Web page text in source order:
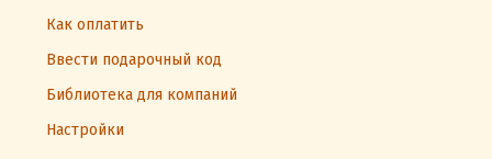
Как оплатить
Ввести подарочный код
Библиотека для компаний
Настройки